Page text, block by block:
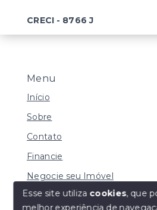
Menu
Início
Sobre
Contato
Financie
Negocie seu Imóvel
CRECI - 8766 J
Esse site utiliza cookies, que
melhor experiência de